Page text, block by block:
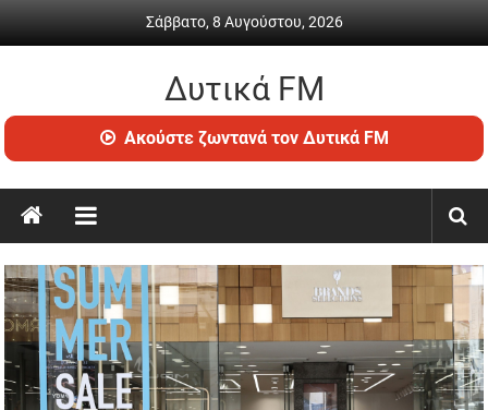
Σάββατο, 8 Αυγούστου, 2026
Δυτικά FM
Ραδιόφωνο
•
ενημέρωση
Ακούστε ζωντανά τον Δυτικά FM